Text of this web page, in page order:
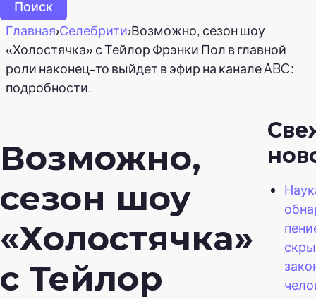
Главная›Селебрити›Возможно, сезон шоу
«Холостячка» с Тейлор Фрэнки Пол в главной
роли наконец-то выйдет в эфир на канале ABC:
подробности.
Возможно,
сезон шоу
«Холостячка»
с Тейлор